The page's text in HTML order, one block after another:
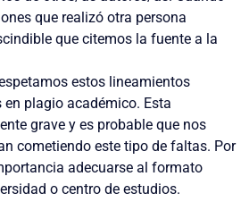
que realizó otra persona
que citemos la fuente a la
estos lineamientos
plagio académico. Esta
grave y es probable que nos
cometiendo este tipo de faltas. Por
adecuarse al formato
o centro de estudios.